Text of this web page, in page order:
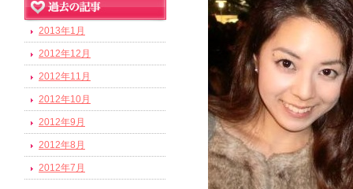
2013年1月
2012年12月
2012年11月
2012年10月
2012年9月
2012年8月
2012年7月